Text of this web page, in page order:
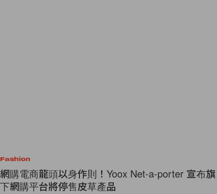
Fashion
網購電商龍頭以身作則！Yoox Net-a-porter 宣布旗
下網購平台將停售皮草產品